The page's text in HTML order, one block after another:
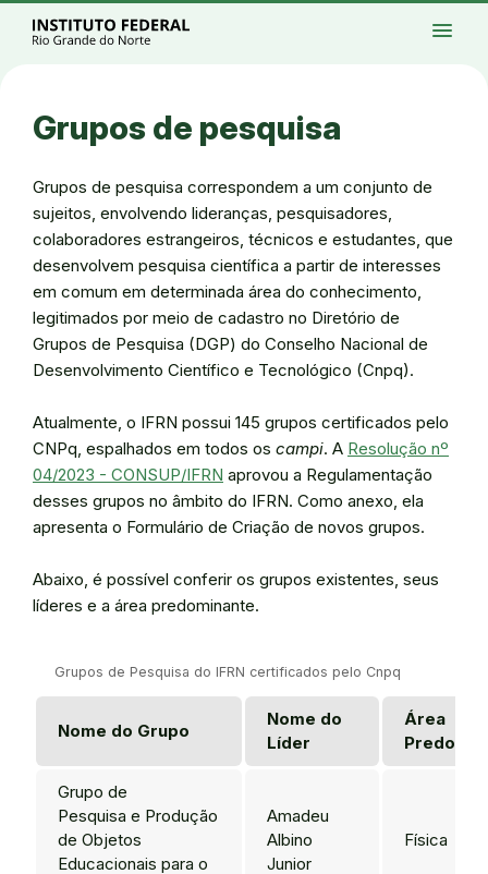
Ir para a página inicial
Ir para a busca
Alto contraste
Acessibilidade
menu
Grupos de pesquisa
Grupos de pesquisa correspondem a um conjunto de
sujeitos, envolvendo lideranças, pesquisadores,
colaboradores estrangeiros, técnicos e estudantes, que
desenvolvem pesquisa científica a partir de interesses
em comum em determinada área do conhecimento,
legitimados por meio de cadastro no Diretório de
Grupos de Pesquisa (DGP) do Conselho Nacional de
Desenvolvimento Científico e Tecnológico (Cnpq).
Atualmente, o IFRN possui 145 grupos certificados pelo
CNPq, espalhados em todos os campi. A Resolução nº
04/2023 - CONSUP/IFRN aprovou a Regulamentação
desses grupos no âmbito do IFRN. Como anexo, ela
apresenta o Formulário de Criação de novos grupos.
Abaixo, é possível conferir os grupos existentes, seus
líderes e a área predominante.
Grupos de Pesquisa do IFRN certificados pelo Cnpq
Nome do Grupo
Nome do
Líder
Área
Grupo de
Pesquisa e Produção
de Objetos
Educacionais para o
Amadeu
Albino
Junior
Física